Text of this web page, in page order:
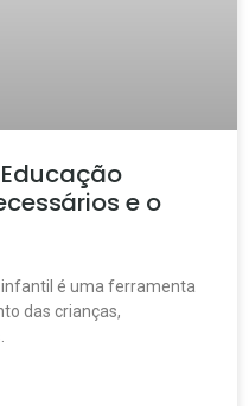
e o
é uma ferramenta
das crianças,